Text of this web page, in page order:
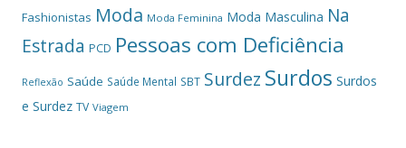
Fashionistas Moda Moda Feminina Moda Masculina Na
Estrada PCD Pessoas com Deficiência
Reflexão Saúde Saúde Mental SBT Surdez Surdos Surdos
e Surdez TV Viagem